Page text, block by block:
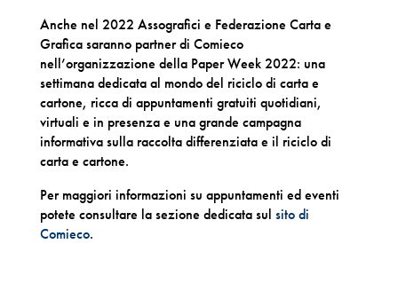
Anche nel 2022 Assografici e Federazione Carta e
Grafica saranno partner di Comieco
nell’organizzazione della Paper Week 2022: una
settimana dedicata al mondo del riciclo di carta e
cartone, ricca di appuntamenti gratuiti quotidiani,
virtuali e in presenza e una grande campagna
informativa sulla raccolta differenziata e il riciclo di
carta e cartone.
Per maggiori informazioni su appuntamenti ed eventi
potete consultare la sezione dedicata sul sito di
Comieco.